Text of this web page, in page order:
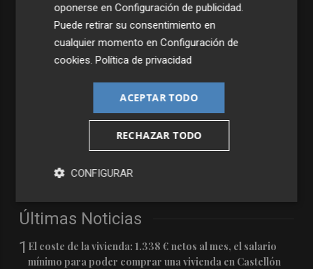
Últimas Noticias
1 El coste de la vivienda: 1.338 € netos al mes, el salario
mínimo para poder comprar una vivienda en Castellón
oponerse enConfiguración de publicidad
Puede retirar su consentimiento en
cualquier momento enConfiguración de
cookies .Política de privacidad
ACEPTAR TODO
RECHAZAR TODO
CONFIGURAR